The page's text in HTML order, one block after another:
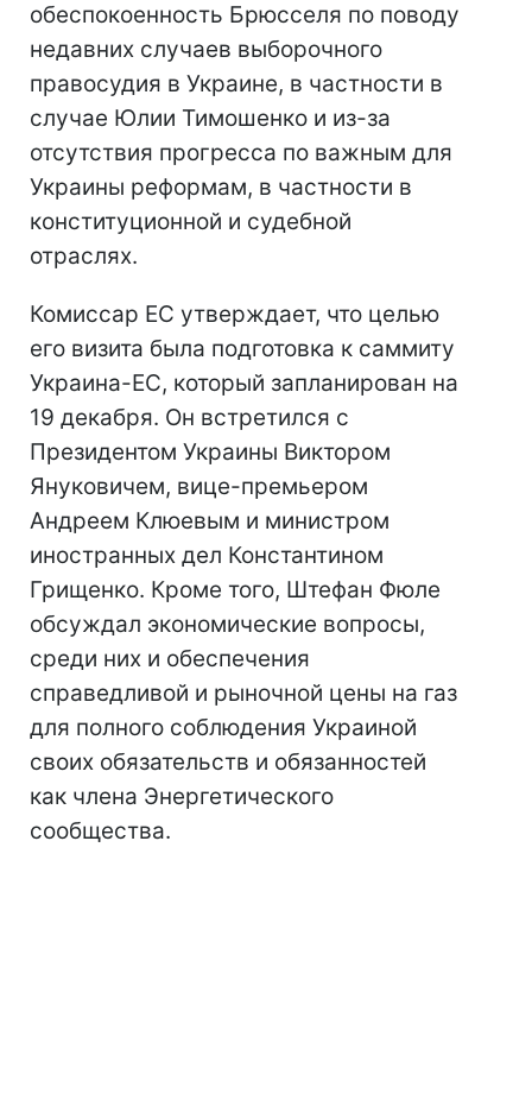
обеспокоенность Брюсселя по поводу
недавних случаев выборочного
правосудия в Украине, в частности в
случае Юлии Тимошенко и из-за
отсутствия прогресса по важным для
Украины реформам, в частности в
конституционной и судебной
отраслях.
Комиссар ЕС утверждает, что целью
его визита была подготовка к саммиту
Украина-ЕС, который запланирован на
19 декабря. Он встретился с
Президентом Украины Виктором
Януковичем, вице-премьером
Андреем Клюевым и министром
иностранных дел Константином
Грищенко. Кроме того, Штефан Фюле
обсуждал экономические вопросы,
среди них и обеспечения
справедливой и рыночной цены на газ
для полного соблюдения Украиной
своих обязательств и обязанностей
как члена Энергетического
сообщества.